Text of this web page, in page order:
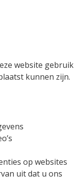
website gebruik
kunnen zijn.
op websites
uit dat u ons